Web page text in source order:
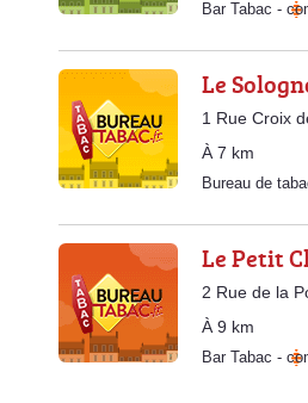
Bar Tabac -
Le
1 Rue Croix
À 7 km
Bureau de
Le Petit
2 Rue de la
À 9 km
Bar Tabac -